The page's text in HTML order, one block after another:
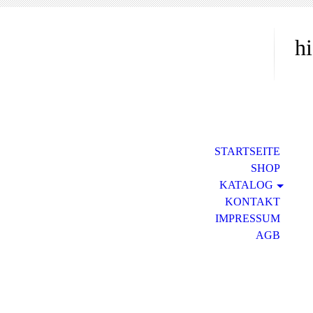
STARTSEITE
SHOP
KATALOG
KONTAKT
IMPRESSUM
AGB